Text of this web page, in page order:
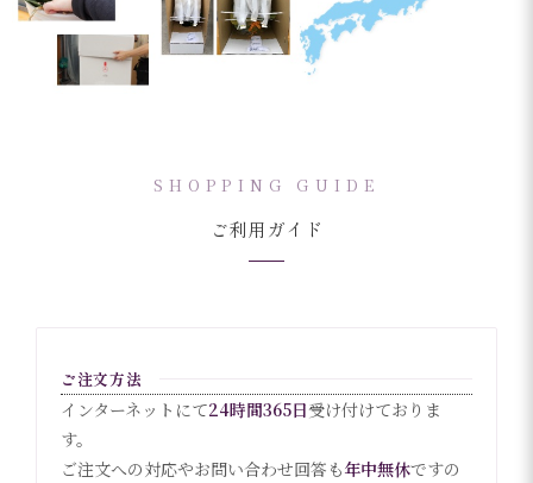
SHOPPING GUIDE
ご利用ガイド
ご注文方法
インターネットにて24時間365日受け付けておりま
す。
ご注文への対応やお問い合わせ回答も年中無休ですの